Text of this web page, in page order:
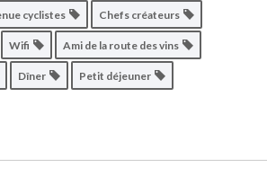
cyclistes Chefs créateurs
Wifi Ami de la route des vins
Dîner Petit déjeuner